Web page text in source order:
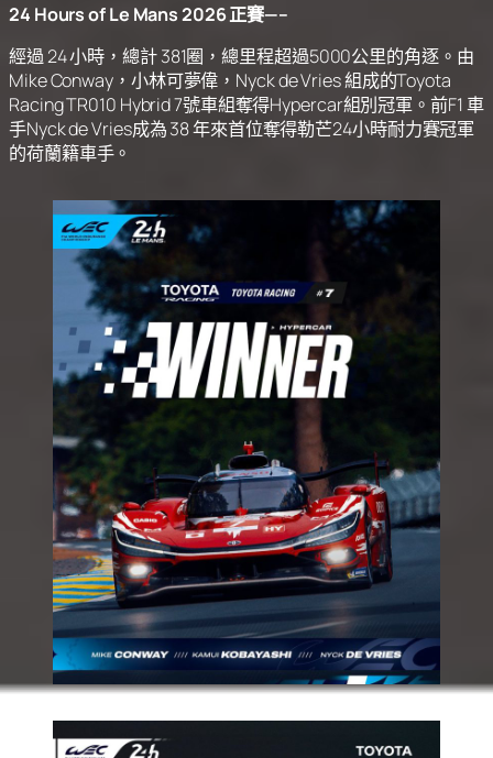
24 Hours of Le Mans 2026 正賽—–
經過 24 小時，總計 381圈，總里程超過5000公里的角逐。由
Mike Conway，小林可夢偉，Nyck de Vries 組成的Toyota
Racing TR010 Hybrid 7號車組奪得Hypercar組別冠軍。前F1 車
手Nyck de Vries成為 38 年來首位奪得勒芒24小時耐力賽冠軍
的荷蘭籍車手。